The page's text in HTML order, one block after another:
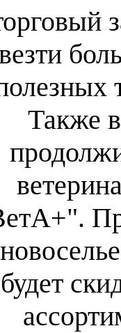
Также
будет